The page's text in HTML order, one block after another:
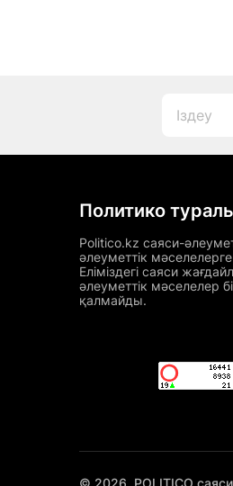
Политико
Politico.kz саяси-
әлеуметтік
Еліміздегі саяси
әлеуметтік мәселелер
қалмайды.
© 2026. POLITICO